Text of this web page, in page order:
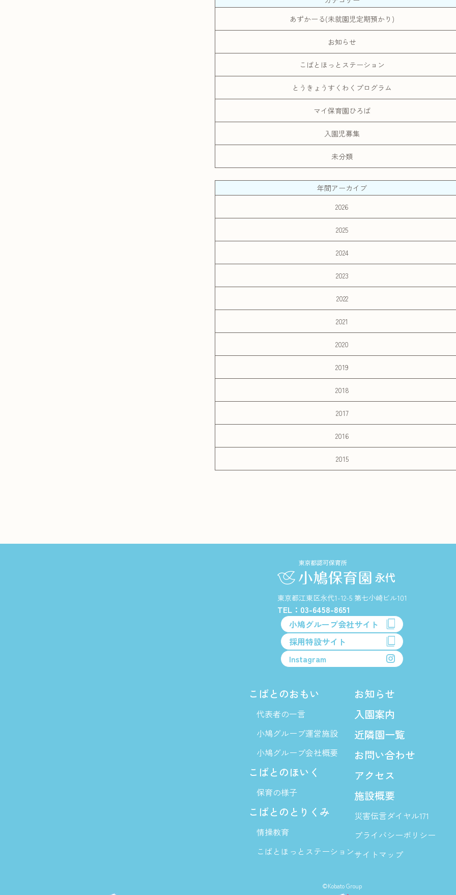
あずかーる(未就園児定期預かり)
お知らせ
こばとほっとステーション
とうきょうすくわくプログラム
マイ保育園ひろば
入園児募集
未分類
年間アーカイブ
2026
2025
2024
2023
2022
2021
2020
2019
2018
2017
2016
2015
東京都江東区永代1-12-5 第七小崎ビル101
TEL：03-6458-8651
小鳩グループ会社サイト
採用特設サイト
Instagram
こばとのおもい
代表者の一言
小鳩グループ運営施設
小鳩グループ会社概要
こばとのほいく
保育の様子
こばとのとりくみ
情操教育
こばとほっとステーション
お知らせ
入園案内
近隣園一覧
お問い合わせ
アクセス
施設概要
災害伝言ダイヤル171
プライバシーポリシー
サイトマップ
©Kobato Group